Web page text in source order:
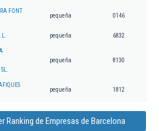
FONT
pequeña 0146
pequeña 6832
pequeña 8130
pequeña 1812
Ranking de Empresas de Barcelona